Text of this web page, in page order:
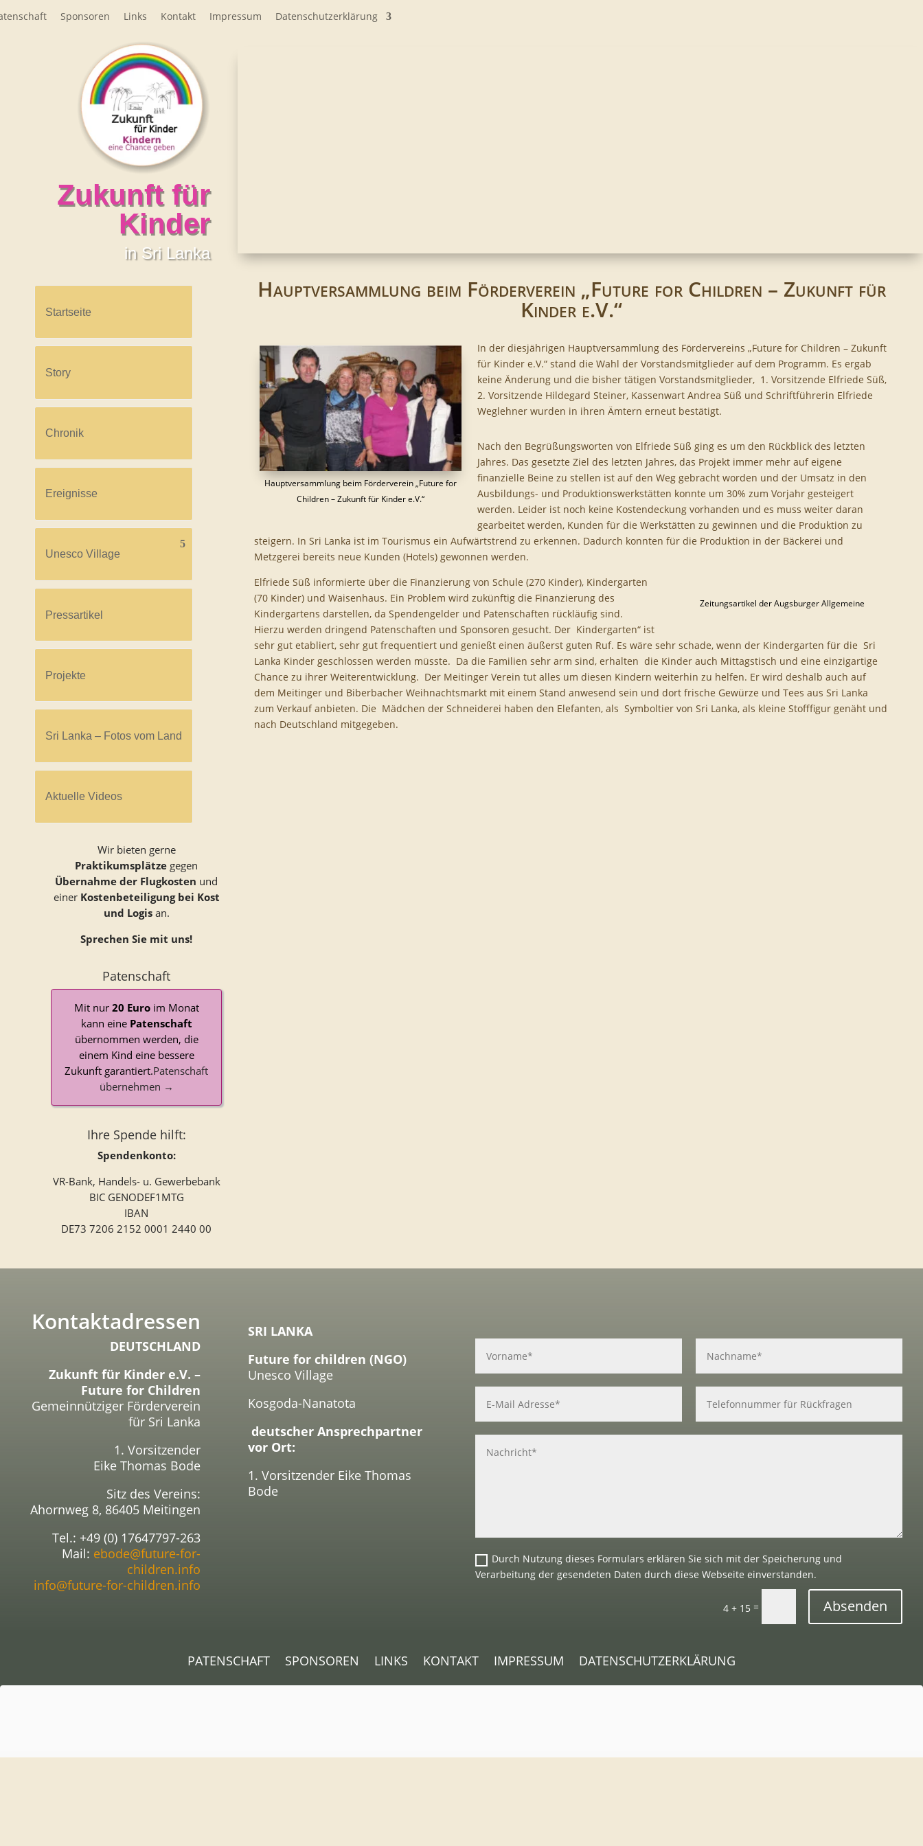
Sponsoren Links Kontakt Impressum Datenschutzerklärung
Zukunft für
Kinder
in Sri Lanka
Startseite
Story
Chronik
Ereignisse
Unesco Village
Pressartikel
Projekte
Sri Lanka – Fotos vom Land
Aktuelle Videos
Wir bieten gerne
Praktikumsplätze gegen
Übernahme der Flugkosten und
einer Kostenbeteiligung bei Kost
und Logisan.
Sprechen Sie mit uns!
Patenschaft
Mit nur20 Euroim Monat
kann einePatenschaft
übernommen werden, die
einem Kind eine bessere
Zukunft garantiert.Patenschaft
übernehmen →
Ihre Spende hilft:
Spendenkonto:
VR-Bank, Handels- u. Gewerbebank
BIC GENODEF1MTG
IBAN
DE73 7206 2152 0001 2440 00
Hauptversammlung beim Förderverein „Future for Children – Zukunft für
Kinder e.V.“
Hauptversammlung beim Förderverein „Future for
Children – Zukunft für Kinder e.V.“
In der diesjährigen Hauptversammlung des Fördervereins „Future for Children – Zukunft
für Kinder e.V.“ stand die Wahl der Vorstandsmitglieder auf dem Programm. Es ergab
keine Änderung und die bisher tätigen Vorstandsmitglieder, 1. Vorsitzende Elfriede Süß,
2. Vorsitzende Hildegard Steiner, Kassenwart Andrea Süß und Schriftführerin Elfriede
Weglehner wurden in ihren Ämtern erneut bestätigt.
Nach den Begrüßungsworten von Elfriede Süß ging es um den Rückblick des letzten
Jahres. Das gesetzte Ziel des letzten Jahres, das Projekt immer mehr auf eigene
finanzielle Beine zu stellen ist auf den Weg gebracht worden und der Umsatz in den
Ausbildungs- und Produktionswerkstätten konnte um 30% zum Vorjahr gesteigert
werden. Leider ist noch keine Kostendeckung vorhanden und es muss weiter daran
gearbeitet werden, Kunden für die Werkstätten zu gewinnen und die Produktion zu
steigern. In Sri Lanka ist im Tourismus ein Aufwärtstrend zu erkennen. Dadurch konnten für die Produktion in der Bäckerei und
Metzgerei bereits neue Kunden (Hotels) gewonnen werden.
Zeitungsartikel der Augsburger Allgemeine
Elfriede Süß informierte über die Finanzierung von Schule (270 Kinder), Kindergarten
(70 Kinder) und Waisenhaus. Ein Problem wird zukünftig die Finanzierung des
Kindergartens darstellen, da Spendengelder und Patenschaften rückläufig sind.
Hierzu werden dringend Patenschaften und Sponsoren gesucht. Der Kindergarten“ ist
sehr gut etabliert, sehr gut frequentiert und genießt einen äußerst guten Ruf. Es wäre sehr schade, wenn der Kindergarten für die Sri
Lanka Kinder geschlossen werden müsste. Da die Familien sehr arm sind, erhalten die Kinder auch Mittagstisch und eine einzigartige
Chance zu ihrer Weiterentwicklung. Der Meitinger Verein tut alles um diesen Kindern weiterhin zu helfen. Er wird deshalb auch auf
dem Meitinger und Biberbacher Weihnachtsmarkt mit einem Stand anwesend sein und dort frische Gewürze und Tees aus Sri Lanka
zum Verkauf anbieten. Die Mädchen der Schneiderei haben den Elefanten, als Symboltier von Sri Lanka, als kleine Stofffigur genäht und
nach Deutschland mitgegeben.
Kontaktadressen
DEUTSCHLAND
Zukunft für Kinder e.V. –
Future for Children
Gemeinnütziger Förderverein
für Sri Lanka
1. Vorsitzender
Eike Thomas Bode
Sitz des Vereins:
Ahornweg 8, 86405 Meitingen
Tel.: +49 (0) 17647797-263
Mail: ebode@future-for-
children.info
info@future-for-children.info
SRI LANKA
Future for children (NGO)
Unesco Village
Kosgoda-Nanatota
deutscher Ansprechpartner
vor Ort:
1. Vorsitzender Eike Thomas
Bode
Durch Nutzung dieses Formulars erklären Sie sich mit der Speicherung und
Verarbeitung der gesendeten Daten durch diese Webseite einverstanden.
4 + 15 = Absenden
PATENSCHAFT SPONSOREN LINKS KONTAKT IMPRESSUM DATENSCHUTZERKLÄRUNG